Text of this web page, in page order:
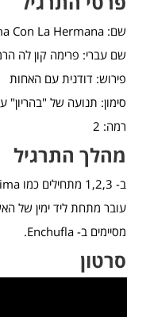
שם: Prima Con La Hermana
שם עברי: פרימה קון לה
פירוש: דודנית עם האחות
סימון: תנועה של "בהריון"
רמה: 2
מהלך התרגיל
עובר מתחת ליד ימין של
מסיימים ב- Enchufla.
סרטון